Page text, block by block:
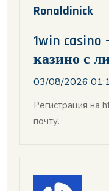
Ronaldinick
1win
казино с
03/08/2026
Регистрация на
почту.